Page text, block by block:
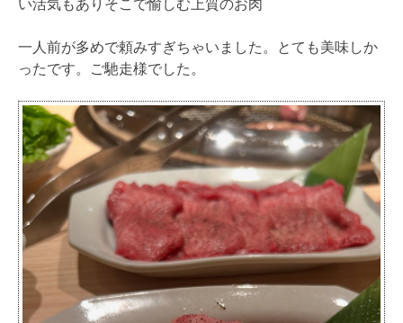
い活気もありそこで愉しむ上質のお肉
一人前が多めで頼みすぎちゃいました。とても美味しか
ったです。ご馳走様でした。